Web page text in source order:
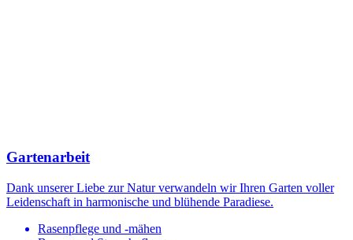
Gartenarbeit
Dank unserer Liebe zur Natur verwandeln wir Ihren Garten voller
Leidenschaft in harmonische und blühende Paradiese.
Rasenpflege und -mähen